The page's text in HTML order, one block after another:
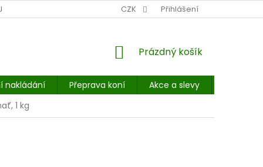
MÍSTO: BALÍKOVNA, PPL, GLS, SUPERVÝDEJNY, UPS
CZK Přihlášení
NÁKUPNÍ
Prázdný košík
nakládání Přeprava koní Akce a slevy
1 kg